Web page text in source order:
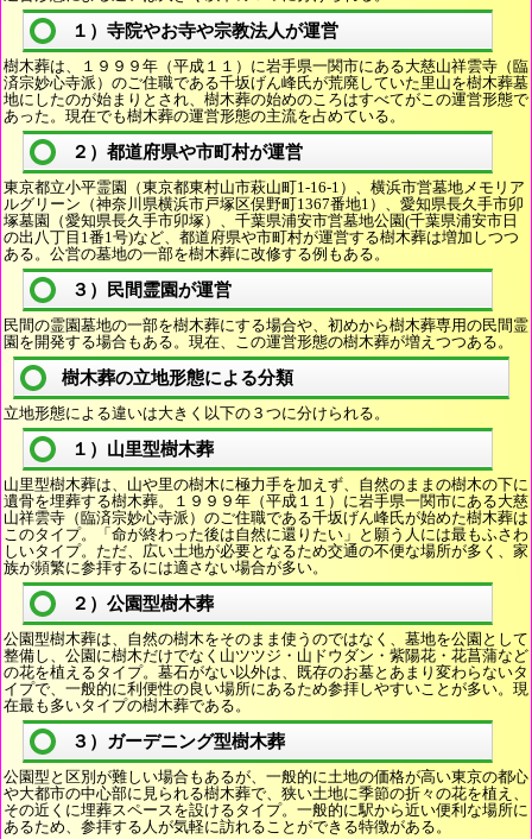
１）寺院やお寺や宗教法人が運営
樹木葬は、１９９９年（平成１１）に岩手県一関市にある大慈山祥雲寺（臨
済宗妙心寺派）のご住職である千坂げん峰氏が荒廃していた里山を樹木葬墓
地にしたのが始まりとされ、樹木葬の始めのころはすべてがこの運営形態で
あった。現在でも樹木葬の運営形態の主流を占めている。
２）都道府県や市町村が運営
東京都立小平霊園（東京都東村山市萩山町1-16-1）、横浜市営墓地メモリア
ルグリーン（神奈川県横浜市戸塚区俣野町1367番地1）、愛知県長久手市卯
塚墓園（愛知県長久手市卯塚）、千葉県浦安市営墓地公園(千葉県浦安市日
の出八丁目1番1号)など、都道府県や市町村が運営する樹木葬は増加しつつ
ある。公営の墓地の一部を樹木葬に改修する例もある。
３）民間霊園が運営
民間の霊園墓地の一部を樹木葬にする場合や、初めから樹木葬専用の民間霊
園を開発する場合もある。現在、この運営形態の樹木葬が増えつつある。
樹木葬の立地形態による分類
立地形態による違いは大きく以下の３つに分けられる。
１）山里型樹木葬
山里型樹木葬は、山や里の樹木に極力手を加えず、自然のままの樹木の下に
遺骨を埋葬する樹木葬。１９９９年（平成１１）に岩手県一関市にある大慈
山祥雲寺（臨済宗妙心寺派）のご住職である千坂げん峰氏が始めた樹木葬は
このタイプ。「命が終わった後は自然に還りたい」と願う人には最もふさわ
しいタイプ。ただ、広い土地が必要となるため交通の不便な場所が多く、家
族が頻繁に参拝するには適さない場合が多い。
２）公園型樹木葬
公園型樹木葬は、自然の樹木をそのまま使うのではなく、墓地を公園として
整備し、公園に樹木だけでなく山ツツジ・山ドウダン・紫陽花・花菖蒲など
の花を植えるタイプ。墓石がない以外は、既存のお墓とあまり変わらないタ
イプで、一般的に利便性の良い場所にあるため参拝しやすいことが多い。現
在最も多いタイプの樹木葬である。
３）ガーデニング型樹木葬
公園型と区別が難しい場合もあるが、一般的に土地の価格が高い東京の都心
や大都市の中心部に見られる樹木葬で、狭い土地に季節の折々の花を植え、
その近くに埋葬スペースを設けるタイプ。一般的に駅から近い便利な場所に
あるため、参拝する人が気軽に訪れることができる特徴がある。